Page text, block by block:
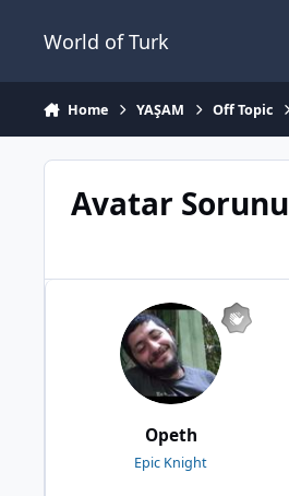
World of Turk
Home YAŞAM Off Topic
Avatar Sorunu
Opeth
Epic Knight